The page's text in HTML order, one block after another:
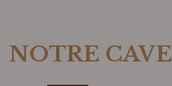
NOTRE CAVE